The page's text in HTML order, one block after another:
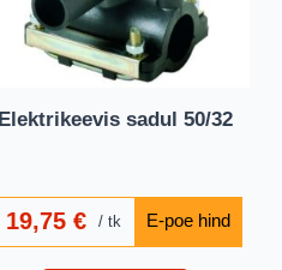
Elektrikeevis sadul 50/32
19,75 € tk